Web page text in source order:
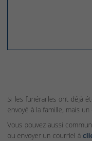
Si les funérailles ont déjà
envoyé à la famille, mais
Vous pouvez aussi
ou envoyer un courriel à